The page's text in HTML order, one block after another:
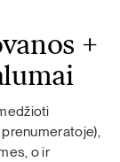
+
o ir